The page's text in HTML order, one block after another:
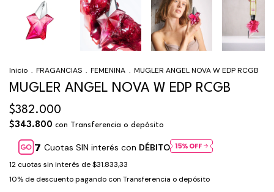
Inicio . FRAGANCIAS . FEMENINA . MUGLER ANGEL NOVA W EDP RCGB
MUGLER ANGEL NOVA W EDP RCGB
$382.000
$343.800 con Transferencia o depósito
Cuotas SIN interés con DÉBITO
12 cuotas sin interés de$31.833,33
10% de descuentopagando con Transferencia o depósito